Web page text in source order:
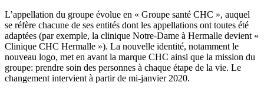
L’appellation du groupe évolue en « Groupe santé CHC », auquel
se réfère chacune de ses entités dont les appellations ont toutes été
adaptées (par exemple, la clinique Notre-Dame à Hermalle devient «
Clinique CHC Hermalle »). La nouvelle identité, notamment le
nouveau logo, met en avant la marque CHC ainsi que la mission du
groupe: prendre soin des personnes à chaque étape de la vie. Le
changement intervient à partir de mi-janvier 2020.